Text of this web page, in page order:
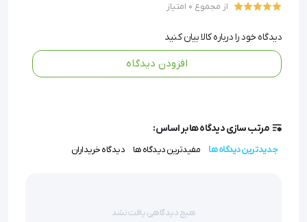
بتوانید تغییرات فشار خون خود را در طول زمان پیگیری کنید.
قابل حمل و استفاده آسان: با طراحی جمع و جور و مچ‌بند قابل
تنظیم، حتی در سفر هم می‌توانید از آن استفاده کنید.
فشارسنج مچی مدل S150F رزمکس انتخابی ایده‌آل برای
از مجموع 0 امتیاز
دیدگاه خود را درباره کالا بیان کنید
افزودن دیدگاه
مرتب سازی دیدگاه ها بر اساس:
جدیدترین دیدگاه ها مفیدترین دیدگاه ها دیدگاه خریداران
هیچ دیدگاهی یافت نشد